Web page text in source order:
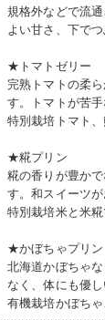
規格外などで流
よい甘さ、下で
★トマトゼリー
完熟トマトの柔
す。トマトが苦手
特別栽培トマト
★糀プリン
糀の香りが豊か
す。和スイーツ
特別栽培米と米
★かぼちゃプリン
北海道かぼちゃ
なく、体にも優
有機栽培かぼち